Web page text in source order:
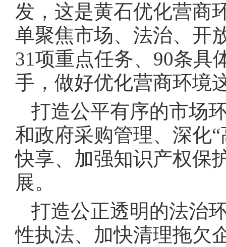
发，这是黄石优化营商
单聚焦市场、法治、开
31项重点任务、90条具
手，做好优化营商环境
打造公平有序的市场
和政府采购管理、深化
快享、加强知识产权保
展。
打造公正透明的法治
性执法、加快清理拖欠